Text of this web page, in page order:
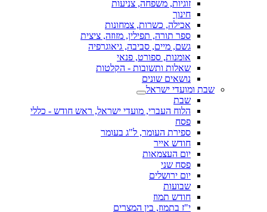
זוגיות, משפחה, צניעות
חינוך
אכילה, כשרות, צמחונות
ספר תורה, תפילין, מזוזה, ציצית
גשם, מיים, סביבה, גיאוגרפיה
אומנות, ספורט, פנאי
שאלות ותשובות - הקלטות
נושאים שונים
שבת ומועדי ישראל
שבת
הלוח העברי, מועדי ישראל, ראש חודש - כללי
פסח
ספירת העומר, ל"ג בעומר
חודש אייר
יום העצמאות
פסח שני
יום ירושלים
שבועות
חודש תמוז
י"ז בתמוז, בין המצרים